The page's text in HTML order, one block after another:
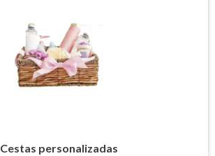
Cestas personalizadas